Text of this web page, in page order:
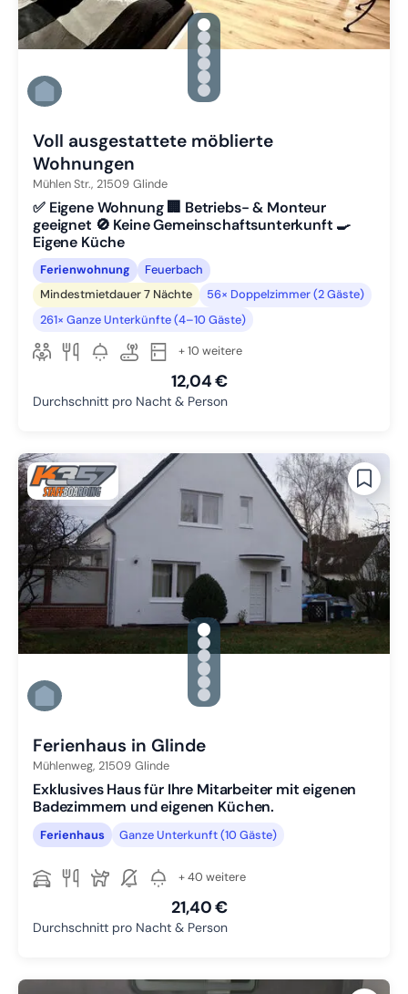
gallery.slide_selector
Zu Slide 1 wechseln
Zu Slide 2 wechseln
Zu Slide 3 wechseln
Zu Slide 4 wechseln
Zu Slide 5 wechseln
Zu Slide 6 wechseln
Voll ausgestattete möblierte
Wohnungen
Mühlen Str., 21509 Glinde
✅ Eigene Wohnung 🏢 Betriebs- & Monteur
geeignet 🚫 Keine Gemeinschaftsunterkunft 🍳
Eigene Küche
Ferienwohnung
Feuerbach
Mindestmietdauer 7 Nächte
56× Doppelzimmer (2 Gäste)
261× Ganze Unterkünfte (4–10 Gäste)
+ 10 weitere
12,04 €
Durchschnitt pro Nacht & Person
gallery.slide_selector
Zu Slide 1 wechseln
Zu Slide 2 wechseln
Zu Slide 3 wechseln
Zu Slide 4 wechseln
Zu Slide 5 wechseln
Zu Slide 6 wechseln
Ferienhaus in Glinde
Mühlenweg, 21509 Glinde
Exklusives Haus für Ihre Mitarbeiter mit eigenen
Badezimmern und eigenen Küchen.
Ferienhaus Ganze Unterkunft (10 Gäste)
+ 40 weitere
21,40 €
Durchschnitt pro Nacht & Person